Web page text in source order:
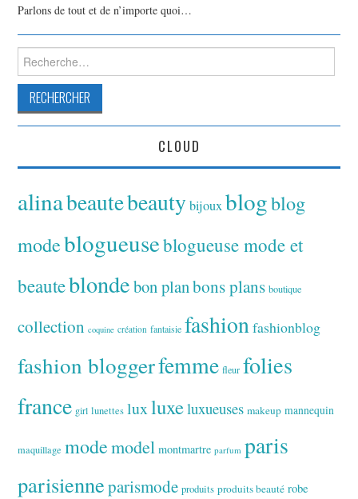
Parlons de tout et de n’importe quoi…
CLOUD
alinabeautebeauty bijoux blogblog
modeblogueuseblogueuse mode et
beauteblondebon planbons plans boutique
collection coquine création fantaisie fashionfashionblog
fashion bloggerfemme fleur folies
france girl lunettes luxluxeluxueuses makeup mannequin
maquillage modemodel montmartre parfum paris
parisienneparismode produits produits beauté robe